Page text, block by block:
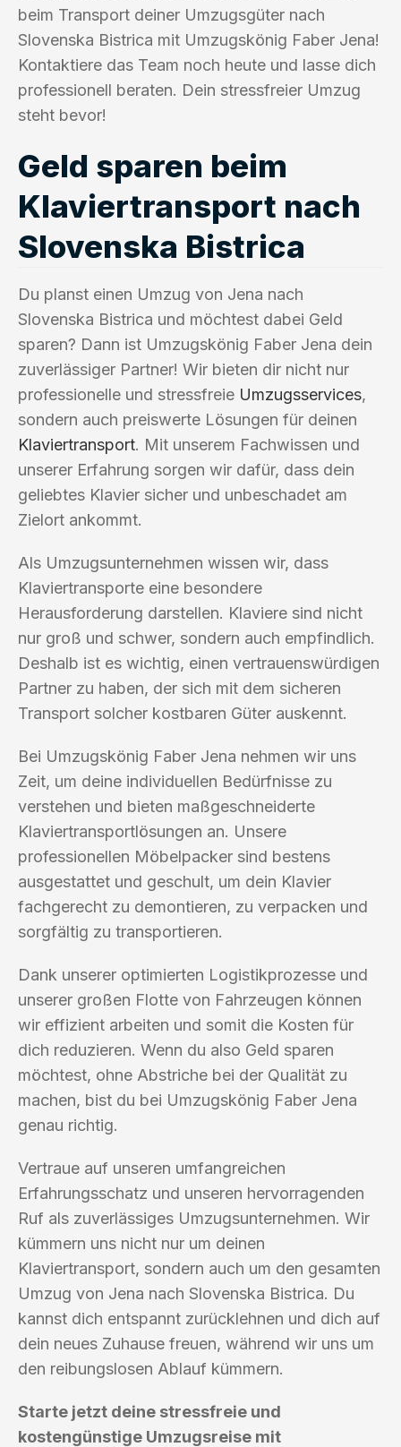
beim Transport deiner Umzugsgüter nach
Slovenska Bistrica mit Umzugskönig Faber Jena!
Kontaktiere das Team noch heute und lasse dich
professionell beraten. Dein stressfreier Umzug
steht bevor!
Geld sparen beim
Klaviertransport nach
Slovenska Bistrica
Du planst einen Umzug von Jena nach
Slovenska Bistrica und möchtest dabei Geld
sparen? Dann ist Umzugskönig Faber Jena dein
zuverlässiger Partner! Wir bieten dir nicht nur
professionelle und stressfreie Umzugsservices,
sondern auch preiswerte Lösungen für deinen
Klaviertransport. Mit unserem Fachwissen und
unserer Erfahrung sorgen wir dafür, dass dein
geliebtes Klavier sicher und unbeschadet am
Zielort ankommt.
Als Umzugsunternehmen wissen wir, dass
Klaviertransporte eine besondere
Herausforderung darstellen. Klaviere sind nicht
nur groß und schwer, sondern auch empfindlich.
Deshalb ist es wichtig, einen vertrauenswürdigen
Partner zu haben, der sich mit dem sicheren
Transport solcher kostbaren Güter auskennt.
Bei Umzugskönig Faber Jena nehmen wir uns
Zeit, um deine individuellen Bedürfnisse zu
verstehen und bieten maßgeschneiderte
Klaviertransportlösungen an. Unsere
professionellen Möbelpacker sind bestens
ausgestattet und geschult, um dein Klavier
fachgerecht zu demontieren, zu verpacken und
sorgfältig zu transportieren.
Dank unserer optimierten Logistikprozesse und
unserer großen Flotte von Fahrzeugen können
wir effizient arbeiten und somit die Kosten für
dich reduzieren. Wenn du also Geld sparen
möchtest, ohne Abstriche bei der Qualität zu
machen, bist du bei Umzugskönig Faber Jena
genau richtig.
Vertraue auf unseren umfangreichen
Erfahrungsschatz und unseren hervorragenden
Ruf als zuverlässiges Umzugsunternehmen. Wir
kümmern uns nicht nur um deinen
Klaviertransport, sondern auch um den gesamten
Umzug von Jena nach Slovenska Bistrica. Du
kannst dich entspannt zurücklehnen und dich auf
dein neues Zuhause freuen, während wir uns um
den reibungslosen Ablauf kümmern.
Starte jetzt deine stressfreie und
kostengünstige Umzugsreise mit